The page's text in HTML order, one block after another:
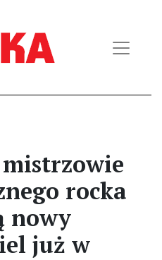
rocka
nowy
już w